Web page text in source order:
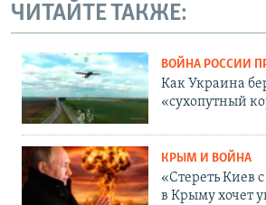
ЧИТАЙТЕ ТАКЖЕ:
ВОЙНА РОССИИ
Как Украина
«сухопутный
КРЫМ И ВОЙНА
«Стереть Киев
в Крыму хочет